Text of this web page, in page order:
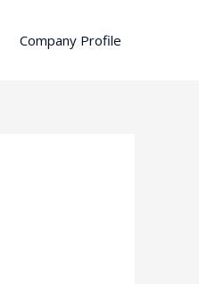
Company Profile